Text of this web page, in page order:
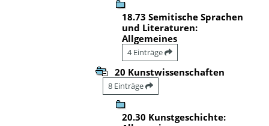
18.73 Semitische Sprachen
und Literaturen:
Allgemeines
4 Einträge
20 Kunstwissenschaften
8 Einträge
20.30 Kunstgeschichte: